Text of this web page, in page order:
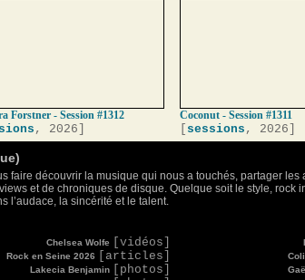
Forstner - Session #1312
, 2026]
Coconut - Session #1311
sessions , 2026]
faire découvrir la musique qui nous a touchés, partager
et de chroniques de disque. Quelque soit le style,
l’audace, la sincérité et le talent.
Chelsea Wolfe [vidéos]
Rock en Seine 2026 [articles]
Lakecia Benjamin [photos]